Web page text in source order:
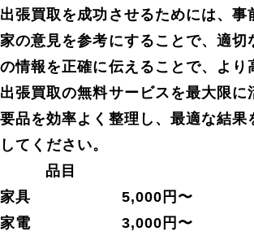
出張買取を成功させるためには、
家の意見を参考にすることで、適
の情報を正確に伝えることで、より
出張買取の無料サービスを最大限
要品を効率よく整理し、最適な結
してください。
品目
家具
5,000円〜
家電
3,000円〜